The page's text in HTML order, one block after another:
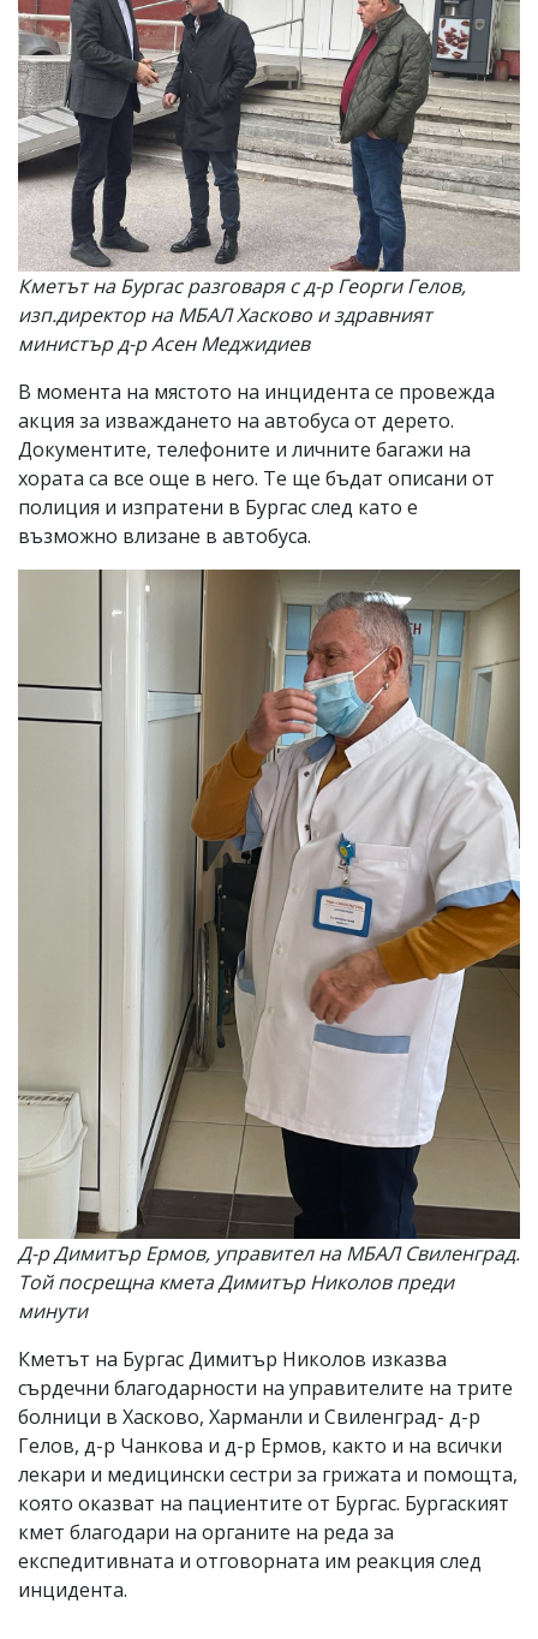
Кметът на Бургас разговаря с д-р Георги Гелов,
изп.директор на МБАЛ Хасково и здравният
министър д-р Асен Меджидиев
В момента на мястото на инцидента се провежда
акция за изваждането на автобуса от дерето.
Документите, телефоните и личните багажи на
хората са все още в него. Те ще бъдат описани от
полиция и изпратени в Бургас след като е
възможно влизане в автобуса.
Д-р Димитър Ермов, управител на МБАЛ Свиленград.
Той посрещна кмета Димитър Николов преди
минути
Кметът на Бургас Димитър Николов изказва
сърдечни благодарности на управителите на трите
болници в Хасково, Харманли и Свиленград- д-р
Гелов, д-р Чанкова и д-р Ермов, както и на всички
лекари и медицински сестри за грижата и помощта,
която оказват на пациентите от Бургас. Бургаският
кмет благодари на органите на реда за
експедитивната и отговорната им реакция след
инцидента.